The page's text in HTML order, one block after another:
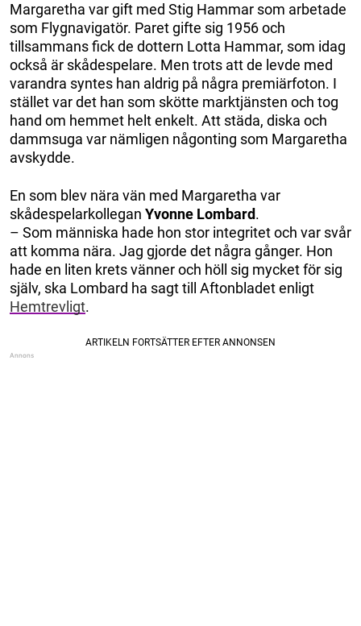
Margaretha var gift med Stig Hammar som arbetade
som Flygnavigatör. Paret gifte sig 1956 och
tillsammans fick de dottern Lotta Hammar, som idag
också är skådespelare. Men trots att de levde med
varandra syntes han aldrig på några premiärfoton. I
stället var det han som skötte marktjänsten och tog
hand om hemmet helt enkelt. Att städa, diska och
dammsuga var nämligen någonting som Margaretha
avskydde.
En som blev nära vän med Margaretha var
skådespelarkollegan Yvonne Lombard.
– Som människa hade hon stor integritet och var svår
att komma nära. Jag gjorde det några gånger. Hon
hade en liten krets vänner och höll sig mycket för sig
själv, ska Lombard ha sagt till Aftonbladet enligt
Hemtrevligt.